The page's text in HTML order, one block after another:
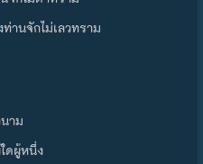
านจักไม่เลวทราม
าม
ดผู้หนึ่ง